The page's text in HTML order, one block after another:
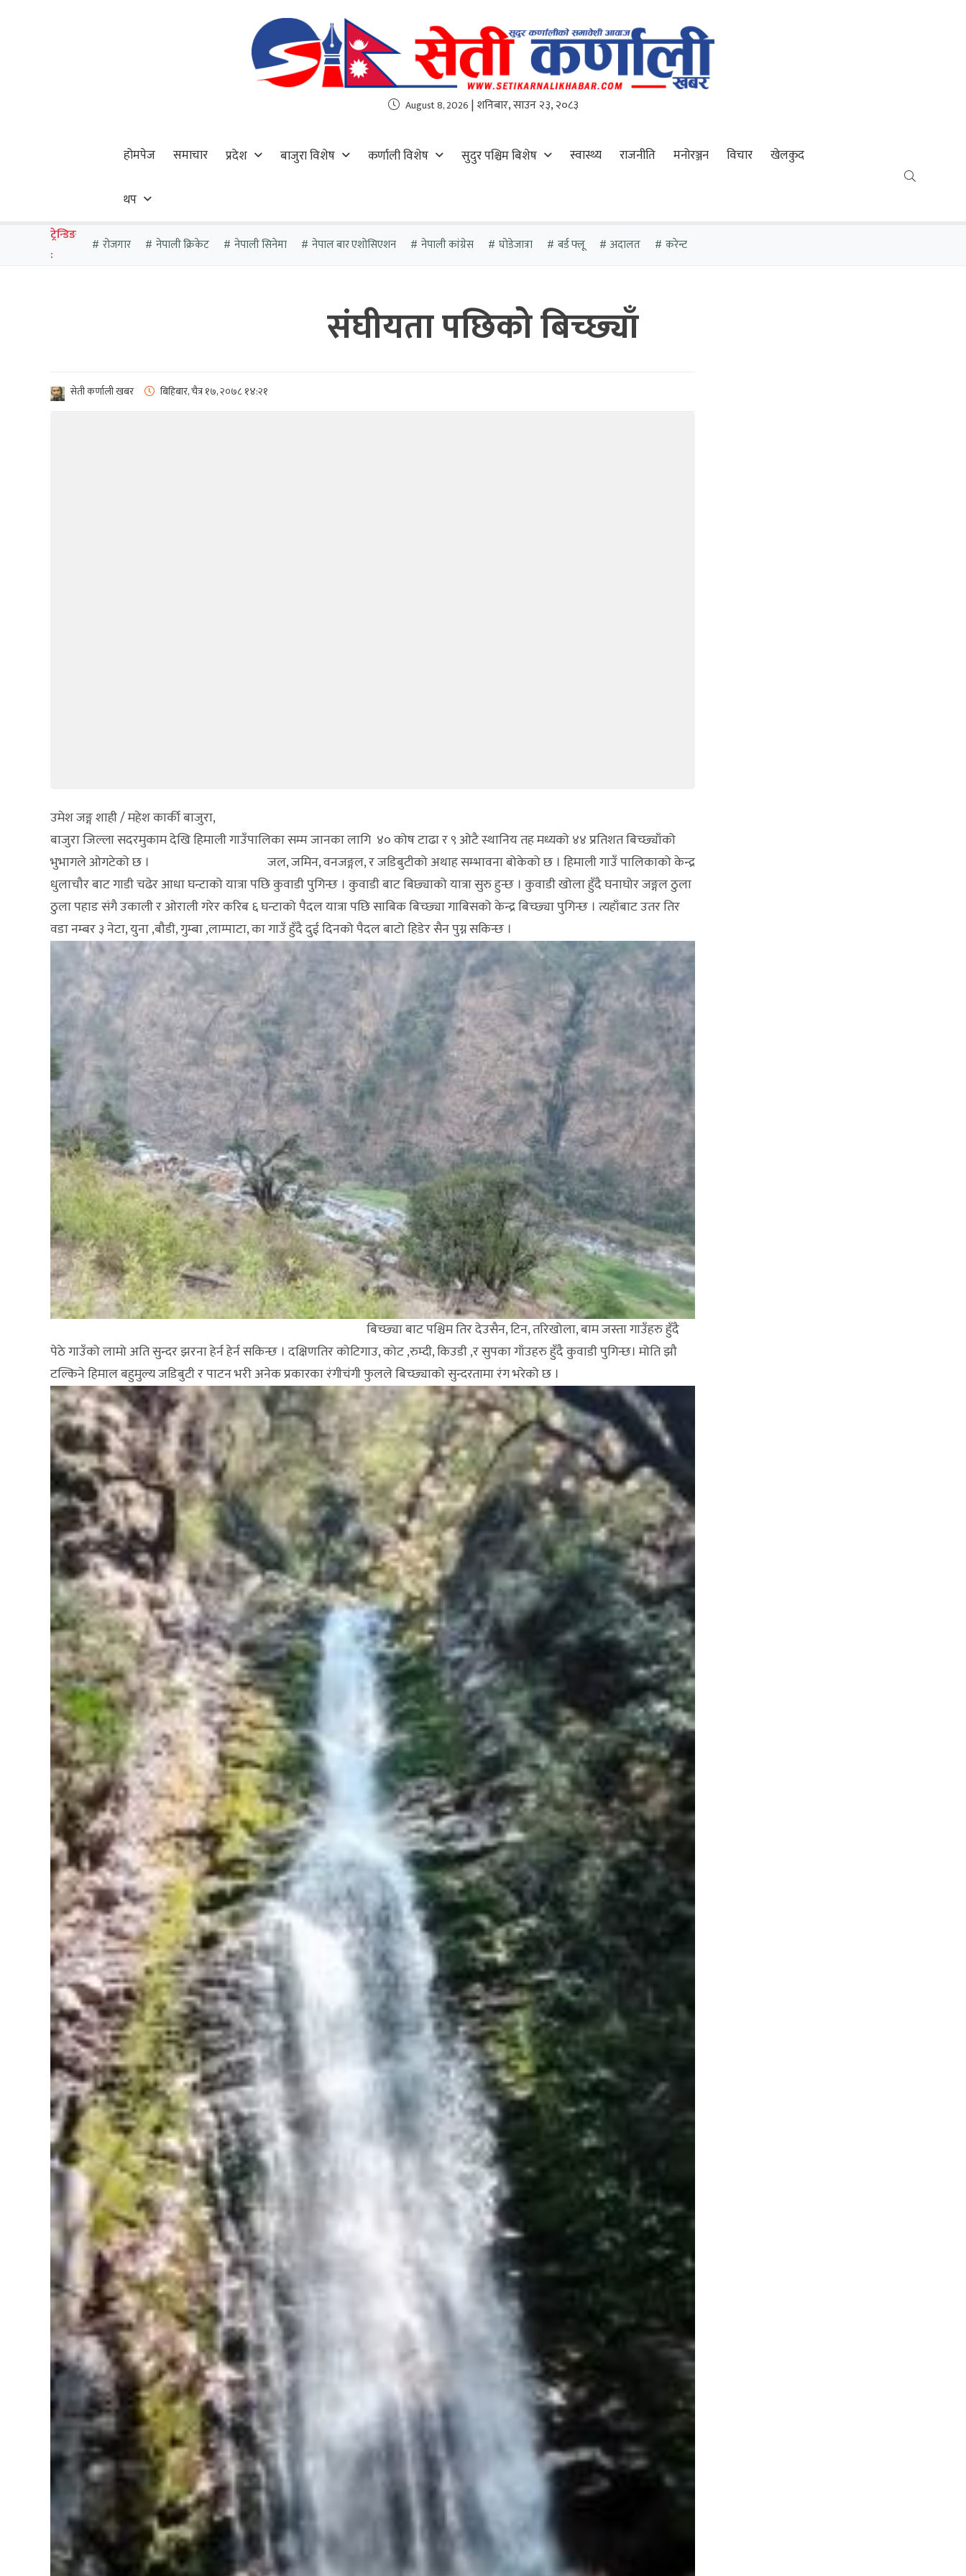
August 8, 2026 | शनिबार, साउन २३, २०८३
होमपेज समाचार प्रदेश बाजुरा विशेष कर्णाली विशेष सुदुर पश्चिम बिशेष स्वास्थ्य राजनीति मनोरञ्जन विचार खेलकुद
थप
ट्रेन्डिङ
:
रोजगार नेपाली क्रिकेट नेपाली सिनेमा नेपाल बार एशोसिएशन नेपाली कांग्रेस घोडेजात्रा बर्ड फ्लू अदालत करेन्ट
संघीयता पछिको बिच्छ्याँ
सेती कर्णाली खबर बिहिबार, चैत्र १७, २०७८१४:२१
उमेश जङ्ग शाही / महेश कार्की बाजुरा,
बाजुरा जिल्ला सदरमुकाम देखि हिमाली गाउँपालिका सम्म जानका लागि ४० कोष टाढा र ९ ओटै स्थानिय तह मध्यको ४४ प्रतिशत बिच्छ्याँको
भुभागले ओगटेको छ । जल, जमिन, वनजङ्गल, र जडिबुटीको अथाह सम्भावना बोकेको छ । हिमाली गाउँ पालिकाको केन्द्र
धुलाचौर बाट गाडी चढेर आधा घन्टाको यात्रा पछि कुवाडी पुगिन्छ । कुवाडी बाट बिछ्याको यात्रा सुरु हुन्छ । कुवाडी खोला हुँदै घनाघोर जङ्गल ठुला
ठुला पहाड संगै उकाली र ओराली गरेर करिब ६ घन्टाको पैदल यात्रा पछि साबिक बिच्छ्या गाबिसको केन्द्र बिच्छ्या पुगिन्छ । त्यहाँबाट उतर तिर
वडा नम्बर ३ नेटा, युना ,बौडी, गुम्बा ,लाम्पाटा, का गाउँ हुँदै दुई दिनको पैदल बाटो हिडेर सैन पुग्न सकिन्छ ।
बिच्छ्या बाट पश्चिम तिर देउसैन, टिन, तरिखोला, बाम जस्ता गाउँहरु हुँदै
पेठे गाउँको लामो अति सुन्दर झरना हेर्न हेर्न सकिन्छ । दक्षिणतिर कोटिगाउ, कोट ,रुम्दी, किउडी ,र सुपका गाँउहरु हुँदै कुवाडी पुगिन्छ। मोति झौ
टल्किने हिमाल बहुमुल्य जडिबुटी र पाटन भरी अनेक प्रकारका रंगीचंगी फुलले बिच्छ्याको सुन्दरतामा रंग भरेको छ ।